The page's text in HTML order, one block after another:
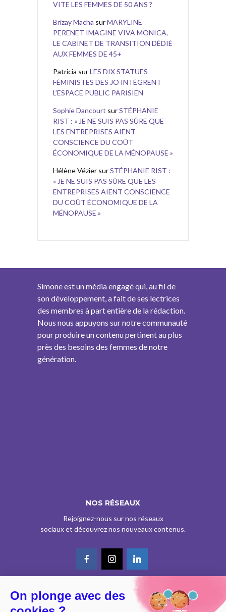
VITE LES FEMMES DE 50 ANS ?
Brizay Macha surMARYLINE
PERENET IMAGINE VIVA MONICA,
LE CABINET DE TRANSITION DÉDIÉ
AUX FEMMES DE 45+
Patricia surLES DIX STATUES
FÉMINISTES DES JO INTÈGRENT
L’ESPACE PUBLIC PARISIEN
Sophie Dancourt surSTÉPHANIE
RIST : « JE NE SUIS PAS SÛRE QUE
LES ENTREPRISES AIENT
CONSCIENCE DU COÛT
ÉCONOMIQUE DE LA MÉNOPAUSE »
Hélène Vézier surSTÉPHANIE RIST :
« JE NE SUIS PAS SÛRE QUE LES
ENTREPRISES AIENT CONSCIENCE
DU COÛT ÉCONOMIQUE DE LA
MÉNOPAUSE »
Simone est un média engagé qui, au fil de
son développement, a fait de ses lectrices
des membres à part entière de la rédaction.
Nous nous appuyons sur notre communauté
pour produire un contenu pertinent au plus
près des besoins des femmes de notre
génération.
NOS RÉSEAUX
Rejoignez-nous sur nos réseaux
sociaux et découvrez nos nouveaux contenus.
© CE SITE EST AGRÉÉ COMME SERVICE DE PRESSE EN LIGNE PAR LA
On plonge avec des